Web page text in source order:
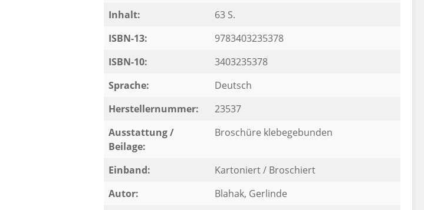
Inhalt:
63 S.
ISBN-13:
9783403235378
ISBN-10:
3403235378
Sprache:
Deutsch
Herstellernummer:
23537
Ausstattung /
Beilage:
Broschüre klebegebunden
Einband:
Kartoniert / Broschiert
Autor:
Blahak, Gerlinde